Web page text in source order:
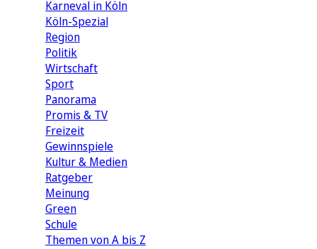
Karneval in Köln
Köln-Spezial
Region
Politik
Wirtschaft
Sport
Panorama
Promis & TV
Freizeit
Gewinnspiele
Kultur & Medien
Ratgeber
Meinung
Green
Schule
Themen von A bis Z